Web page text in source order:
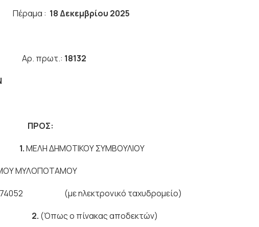
: 18 Δεκεμβρίου 2025
Αρ. πρωτ.: 18132
ΠΡΟΣ:
1.ΜΕΛΗ ΔΗΜΟΤΙΚΟΥ ΣΥΜΒΟΥΛΙΟΥ
(με ηλεκτρονικό ταχυδρομείο)
2. (Όπως ο πίνακας αποδεκτών)